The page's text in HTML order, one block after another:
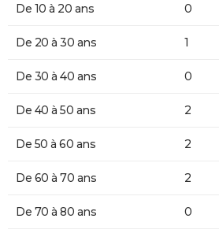
De 10 à 20 ans 0
De 20 à 30 ans 1
De 30 à 40 ans 0
De 40 à 50 ans 2
De 50 à 60 ans 2
De 60 à 70 ans 2
De 70 à 80 ans 0